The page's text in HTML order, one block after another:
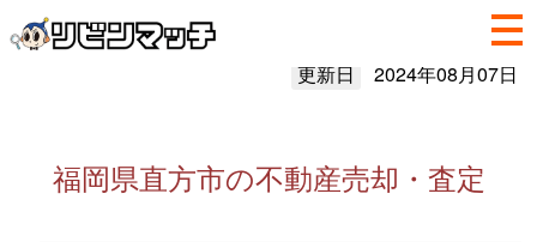
更新日 2024年08月07日
福岡県直方市の不動産売却・査定